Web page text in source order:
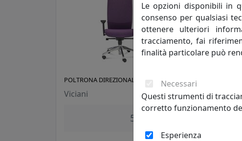
POLTRONA DIREZIONALE KIRA KR002
Viciani
505,00 €
Viciani
Le opzioni disponibili in
consenso per qualsiasi
ottenere ulteriori
tracciamento, fai
finalità particolare può
Necessari
Questi strumenti di
corretto funzionamento
Esperienza